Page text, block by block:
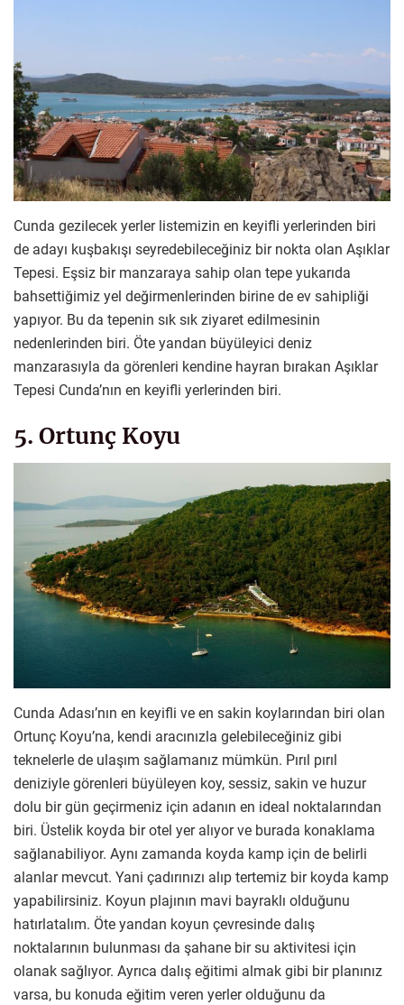
Cunda gezilecek yerler listemizin en keyifli yerlerinden biri
de adayı kuşbakışı seyredebileceğiniz bir nokta olan Aşıklar
Tepesi. Eşsiz bir manzaraya sahip olan tepe yukarıda
bahsettiğimiz yel değirmenlerinden birine de ev sahipliği
yapıyor. Bu da tepenin sık sık ziyaret edilmesinin
nedenlerinden biri. Öte yandan büyüleyici deniz
manzarasıyla da görenleri kendine hayran bırakan Aşıklar
Tepesi Cunda’nın en keyifli yerlerinden biri.
5. Ortunç Koyu
Cunda Adası’nın en keyifli ve en sakin koylarından biri olan
Ortunç Koyu’na, kendi aracınızla gelebileceğiniz gibi
teknelerle de ulaşım sağlamanız mümkün. Pırıl pırıl
deniziyle görenleri büyüleyen koy, sessiz, sakin ve huzur
dolu bir gün geçirmeniz için adanın en ideal noktalarından
biri. Üstelik koyda bir otel yer alıyor ve burada konaklama
sağlanabiliyor. Aynı zamanda koyda kamp için de belirli
alanlar mevcut. Yani çadırınızı alıp tertemiz bir koyda kamp
yapabilirsiniz. Koyun plajının mavi bayraklı olduğunu
hatırlatalım. Öte yandan koyun çevresinde dalış
noktalarının bulunması da şahane bir su aktivitesi için
olanak sağlıyor. Ayrıca dalış eğitimi almak gibi bir planınız
varsa, bu konuda eğitim veren yerler olduğunu da